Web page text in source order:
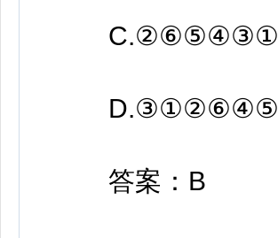
C.②⑥⑤④③①
D.③①②⑥④⑤
答案：B